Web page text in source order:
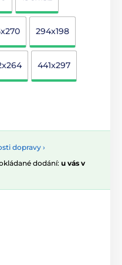
294x198
441x297
dopravy ›
dodání: u vás v